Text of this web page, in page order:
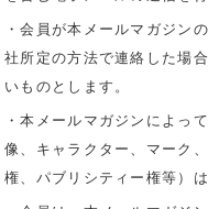
・会員が本メールマガジン
社所定の方法で連絡した場
いものとします。
・本メールマガジンによっ
像、キャラクター、マーク
権、パブリシティー権等）